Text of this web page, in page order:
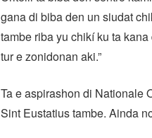
gana di biba den un siudat
tambe riba yu chikí ku ta
tur e zonidonan aki.”
Ta e aspirashon di Nationale
Sint Eustatius tambe. Ainda